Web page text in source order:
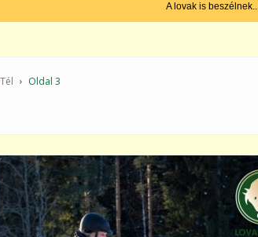
A lovak is
Tél Oldal 3